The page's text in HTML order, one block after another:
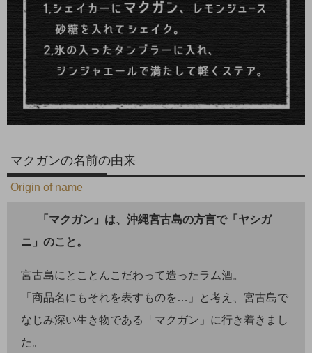
マクガンの名前の由来
Origin of name
「マクガン」は、沖縄宮古島の方言で「ヤシガ
ニ」のこと。
宮古島にとことんこだわって造ったラム酒。
「商品名にもそれを表すものを…」と考え、宮古島で
なじみ深い生き物である「マクガン」に行き着きまし
た。